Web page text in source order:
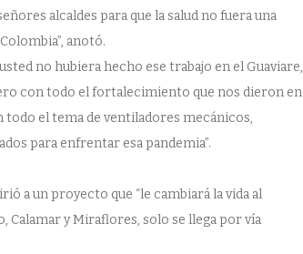
alcaldes para que la salud no fuera una
anotó.
no hubiera hecho ese trabajo en el Guaviare,
con todo el fortalecimiento que nos dieron en
el tema de ventiladores mecánicos,
para enfrentar esa pandemia”.
a un proyecto que “le cambiará la vida al
Calamar y Miraflores, solo se llega por vía